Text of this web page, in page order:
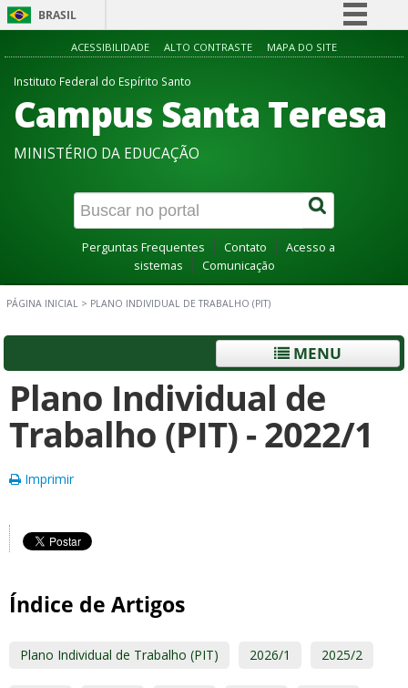
BRASIL
Simplifique!
Participe
Acesso à informação
Canais
ACESSIBILIDADE ALTO CONTRASTE MAPA DO SITE
Instituto Federal do Espírito Santo
Campus Santa Teresa
MINISTÉRIO DA EDUCAÇÃO
Perguntas Frequentes Contato
Acesso a
sistemas
Comunicação
PÁGINA INICIAL > PLANO INDIVIDUAL DE TRABALHO (PIT)
MENU
Plano Individual de
Trabalho (PIT) - 2022/1
Imprimir
Índice de Artigos
Plano Individual de Trabalho (PIT) 2026/1 2025/2